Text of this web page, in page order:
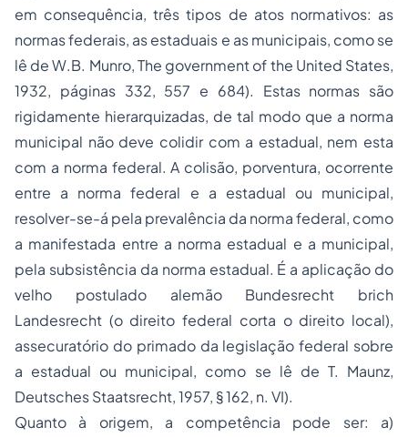
em consequência, três tipos de atos normativos: as
normas federais, as estaduais e as municipais, como se
lê de W.B. Munro, The government of the United States,
1932, páginas 332, 557 e 684). Estas normas são
rigidamente hierarquizadas, de tal modo que a norma
municipal não deve colidir com a estadual, nem esta
com a norma federal. A colisão, porventura, ocorrente
entre a norma federal e a estadual ou municipal,
resolver-se-á pela prevalência da norma federal, como
a manifestada entre a norma estadual e a municipal,
pela subsistência da norma estadual. É a aplicação do
velho postulado alemão Bundesrecht brich
Landesrecht (o direito federal corta o direito local),
assecuratório do primado da legislação federal sobre
a estadual ou municipal, como se lê de T. Maunz,
Deutsches Staatsrecht, 1957, § 162, n. VI).
Quanto à origem, a competência pode ser: a)